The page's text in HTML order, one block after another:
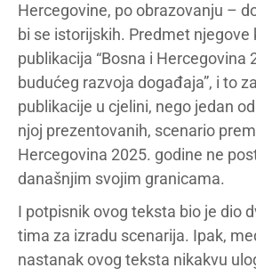
Hercegovine, po obrazovanju –
bi se istorijskih. Predmet njegove
publikacija “Bosna i Hercegovina
budućeg razvoja događaja”, i to
publikacije u cjelini, nego jedan
njoj prezentovanih, scenario
Hercegovina 2025. godine ne
današnjim svojim granicama.
I potpisnik ovog teksta bio je dio
tima za izradu scenarija. Ipak,
nastanak ovog teksta nikakvu